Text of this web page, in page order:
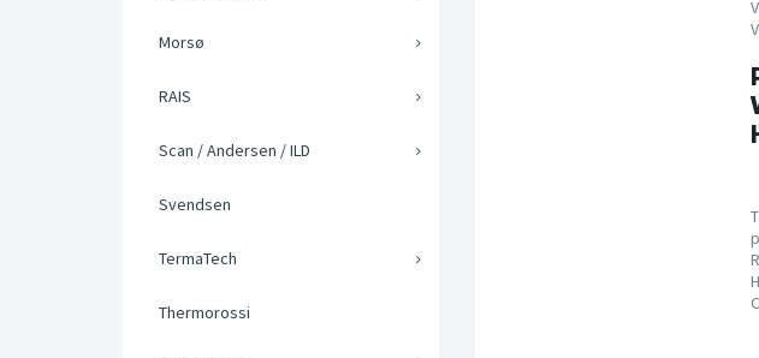
Morsø
RAIS
Scan / Andersen / ILD
Svendsen
TermaTech
Thermorossi